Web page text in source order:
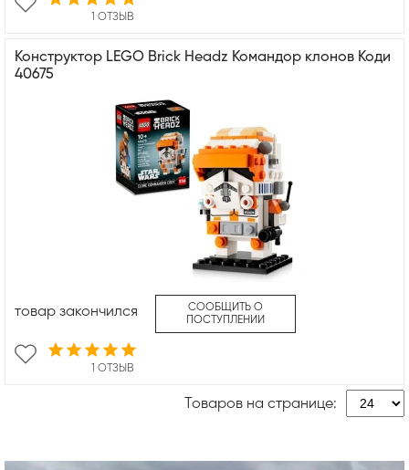
1 ОТЗЫВ
Конструктор LEGO Brick Headz Командор клонов Коди
40675
1 ОТЗЫВ
товар закончился
СООБЩИТЬ О
ПОСТУПЛЕНИИ
Товаров на странице: